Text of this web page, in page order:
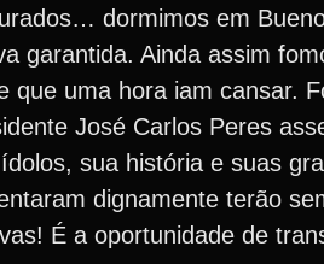
dormimos em
garantida. Ainda assim
que uma hora iam cansar.
José Carlos Peres
sua história e suas
dignamente terão
É a oportunidade de